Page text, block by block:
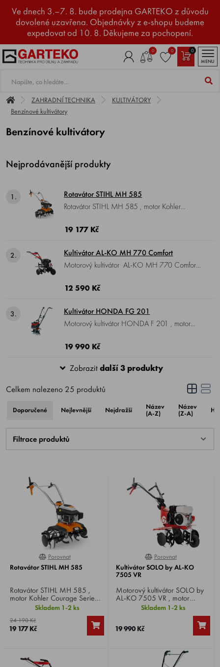
Ve dnech 3.–7. 8. bude prodejna GARTEKO z důvodu
dovolené uzavřena. Objednávky z e-shopu budeme
expedovat od 10. 8. Děkujeme za pochopení.
0 0
0
MENU
ZAHRADNÍ TECHNIKA
KULTIVÁTORY
Benzínové kultivátory
Benzínové kultivátory
Nejprodávanější produkty
1.
Rotavátor STIHL MH 585
Rotavátor STIHL MH 585 , motor Kohler
HP, záběr 85 cm, rychlosti 1 vpřed + jedna
19 177 Kč
2.
Kultivátor AL-KO MH 770 Comfort
Motorový kultivátor AL-KO MH 770 Comfort ,
záběr 77 cm, kypřící nože 3+3 ks, váha 67
12 590 Kč
3.
Kultivátor HONDA FG 201
Motorový kultivátor HONDA F 201 , motor
30 cm, otáčky nožů 197/min, rychlost 1
19 990 Kč
Zobrazitdalší 3 produkty
Celkem nalezeno 25 produktů
Doporučené Nejlevnější Nejdražší
Název
(A-Z)
Název
(Z-A)
Filtrace produktů
0%
Porovnat
Rotavátor STIHL MH 585
Rotavátor STIHL MH 585 ,
motor Kohler Courage Serie
XT675 OHV SC, výkon 3,2
HP, záběr 85 cm, rychlosti 1
vpřed + jedna vzad, váha 44
kg.
Skladem 1-2 ks
24 190 Kč
19 177 Kč
0%
Porovnat
Kultivátor SOLO by AL-KO
7505 VR
Motorový kultivátor SOLO by
AL-KO 7505 VR , motor
HONDA GP 160, výkon 4,8
HP, záběr 75 cm, kypřící nože
Skladem 1-2 ks
19 990 Kč